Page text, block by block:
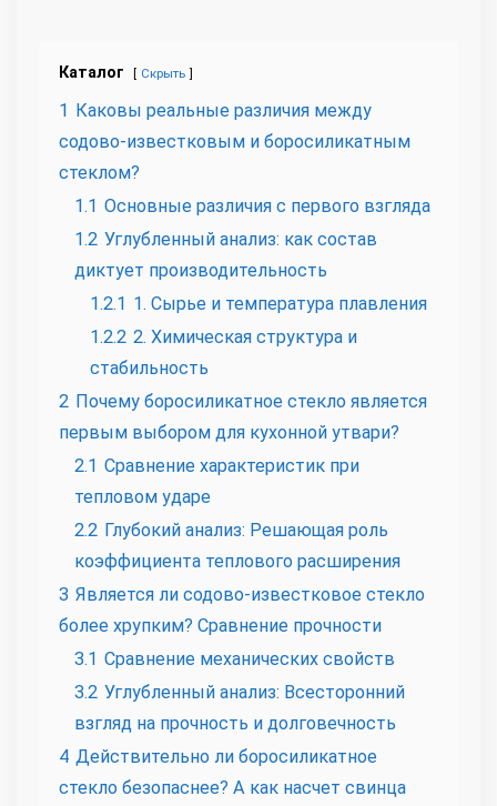
Каталог Скрыть
1 Каковы реальные различия между
содово-известковым и боросиликатным
стеклом?
1.1 Основные различия с первого взгляда
1.2 Углубленный анализ: как состав
диктует производительность
1.2.1 1. Сырье и температура плавления
1.2.2 2. Химическая структура и
стабильность
2 Почему боросиликатное стекло является
первым выбором для кухонной утвари?
2.1 Сравнение характеристик при
тепловом ударе
2.2 Глубокий анализ: Решающая роль
коэффициента теплового расширения
3 Является ли содово-известковое стекло
более хрупким? Сравнение прочности
3.1 Сравнение механических свойств
3.2 Углубленный анализ: Всесторонний
взгляд на прочность и долговечность
4 Действительно ли боросиликатное
стекло безопаснее? А как насчет свинца